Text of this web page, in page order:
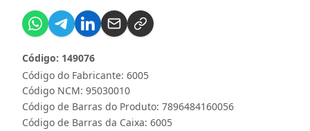
Código do Fabricante: 6005
Código: 149076
Código NCM: 95030010
Código de Barras do Produto: 7896484160056
Código de Barras da Caixa: 6005